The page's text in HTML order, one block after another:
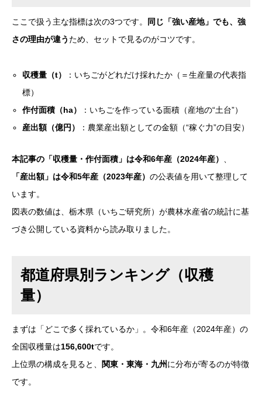
ここで扱う主な指標は次の3つです。
同じ「強い産地」でも、強
さの理由が違う ため、セットで見るのがコツです。
収穫量（t）
：いちごがどれだけ採れたか（＝生産量の代表指
標）
作付面積（ha）
：いちごを作っている面積（産地の“土台”）
産出額（億円）
：農業産出額としての金額（“稼ぐ力”の目安）
本記事の「収穫量・作付面積」は令和6年産（2024年産）
「産出額」は令和5年産（2023年産） の公表値を用いて整理して
います。
図表の数値は、栃木県（いちご研究所）が農林水産省の統計に基
づき公開している資料から読み取りました。
都道府県別ランキング（収穫
量）
まずは「どこで多く採れているか」。令和6年産（2024年産）の
全国収穫量は156,600tです。
上位県の構成を見ると、 関東・東海・九州に分布が寄るのが特徴
です。